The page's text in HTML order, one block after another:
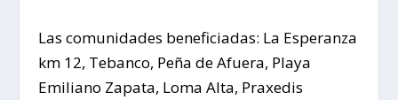
Las comunidades beneficiadas: La Esperanza
km 12, Tebanco, Peña de Afuera, Playa
Emiliano Zapata, Loma Alta, Praxedis